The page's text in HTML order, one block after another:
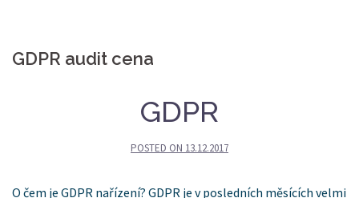
GDPR audit cena
GDPR
POSTED ON 13.12.2017
O čem je GDPR nařízení? GDPR je v posledních měsících velmi